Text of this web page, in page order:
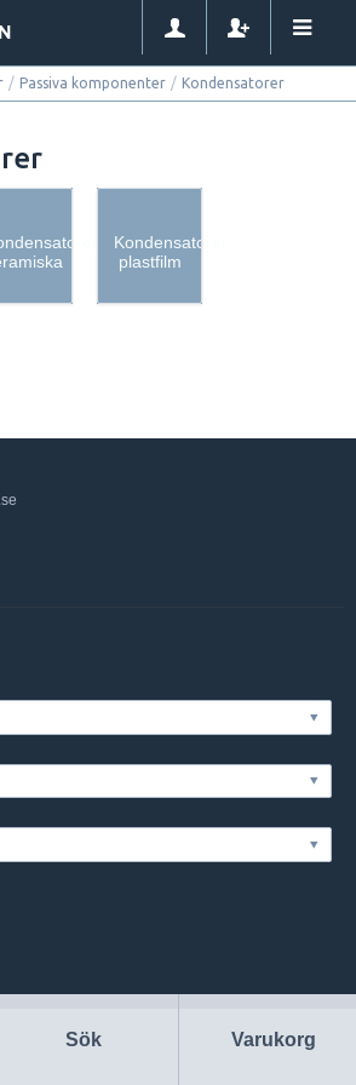
Sök Varukorg
/ Passiva komponenter / Kondensatorer
Kondensatorer
plastfilm